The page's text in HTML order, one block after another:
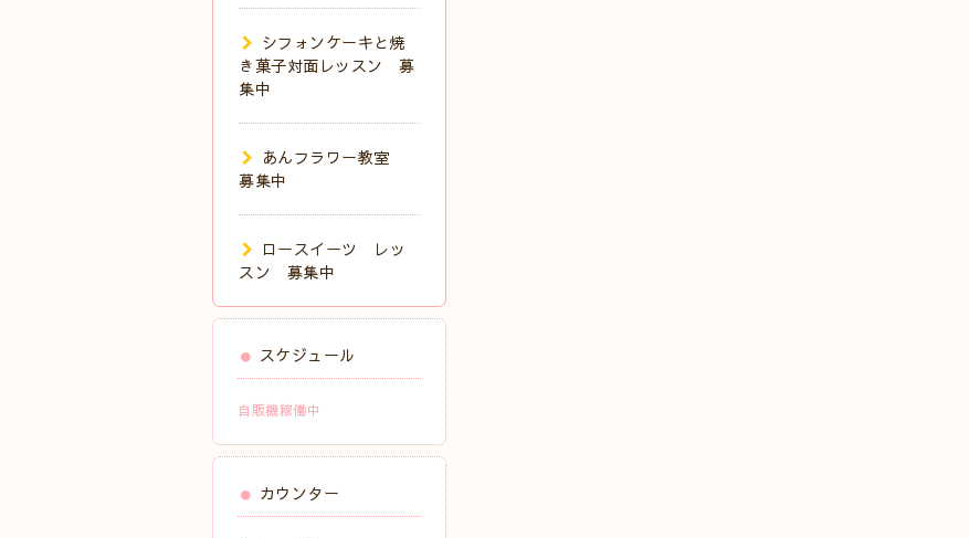
シフォンケーキと焼
き菓子対面レッスン 募
集中
あんフラワー教室
募集中
ロースイーツ レッ
スン 募集中
スケジュール
自販機稼働中
カウンター